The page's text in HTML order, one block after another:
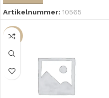
Artikelnummer: 10565
SALE